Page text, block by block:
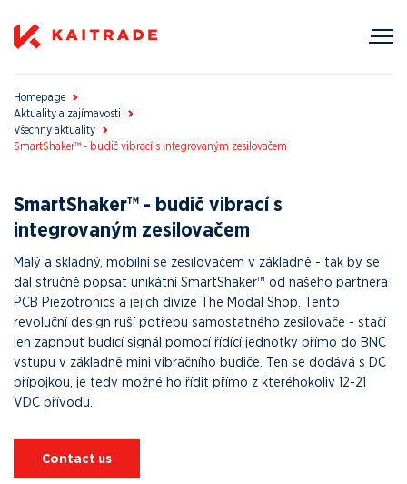
Homepage
Aktuality a zajímavosti
Všechny aktuality
SmartShaker™ - budič vibrací s integrovaným zesilovačem
SmartShaker™ - budič vibrací s
integrovaným zesilovačem
Malý a skladný, mobilní se zesilovačem v základně - tak by se
dal stručně popsat unikátní SmartShaker™ od našeho partnera
PCB Piezotronics a jejich divize The Modal Shop. Tento
revoluční design ruší potřebu samostatného zesilovače - stačí
jen zapnout budící signál pomocí řídící jednotky přímo do BNC
vstupu v základně mini vibračního budiče. Ten se dodává s DC
přípojkou, je tedy možné ho řídit přímo z kteréhokoliv 12-21
VDC přívodu.
Contact us